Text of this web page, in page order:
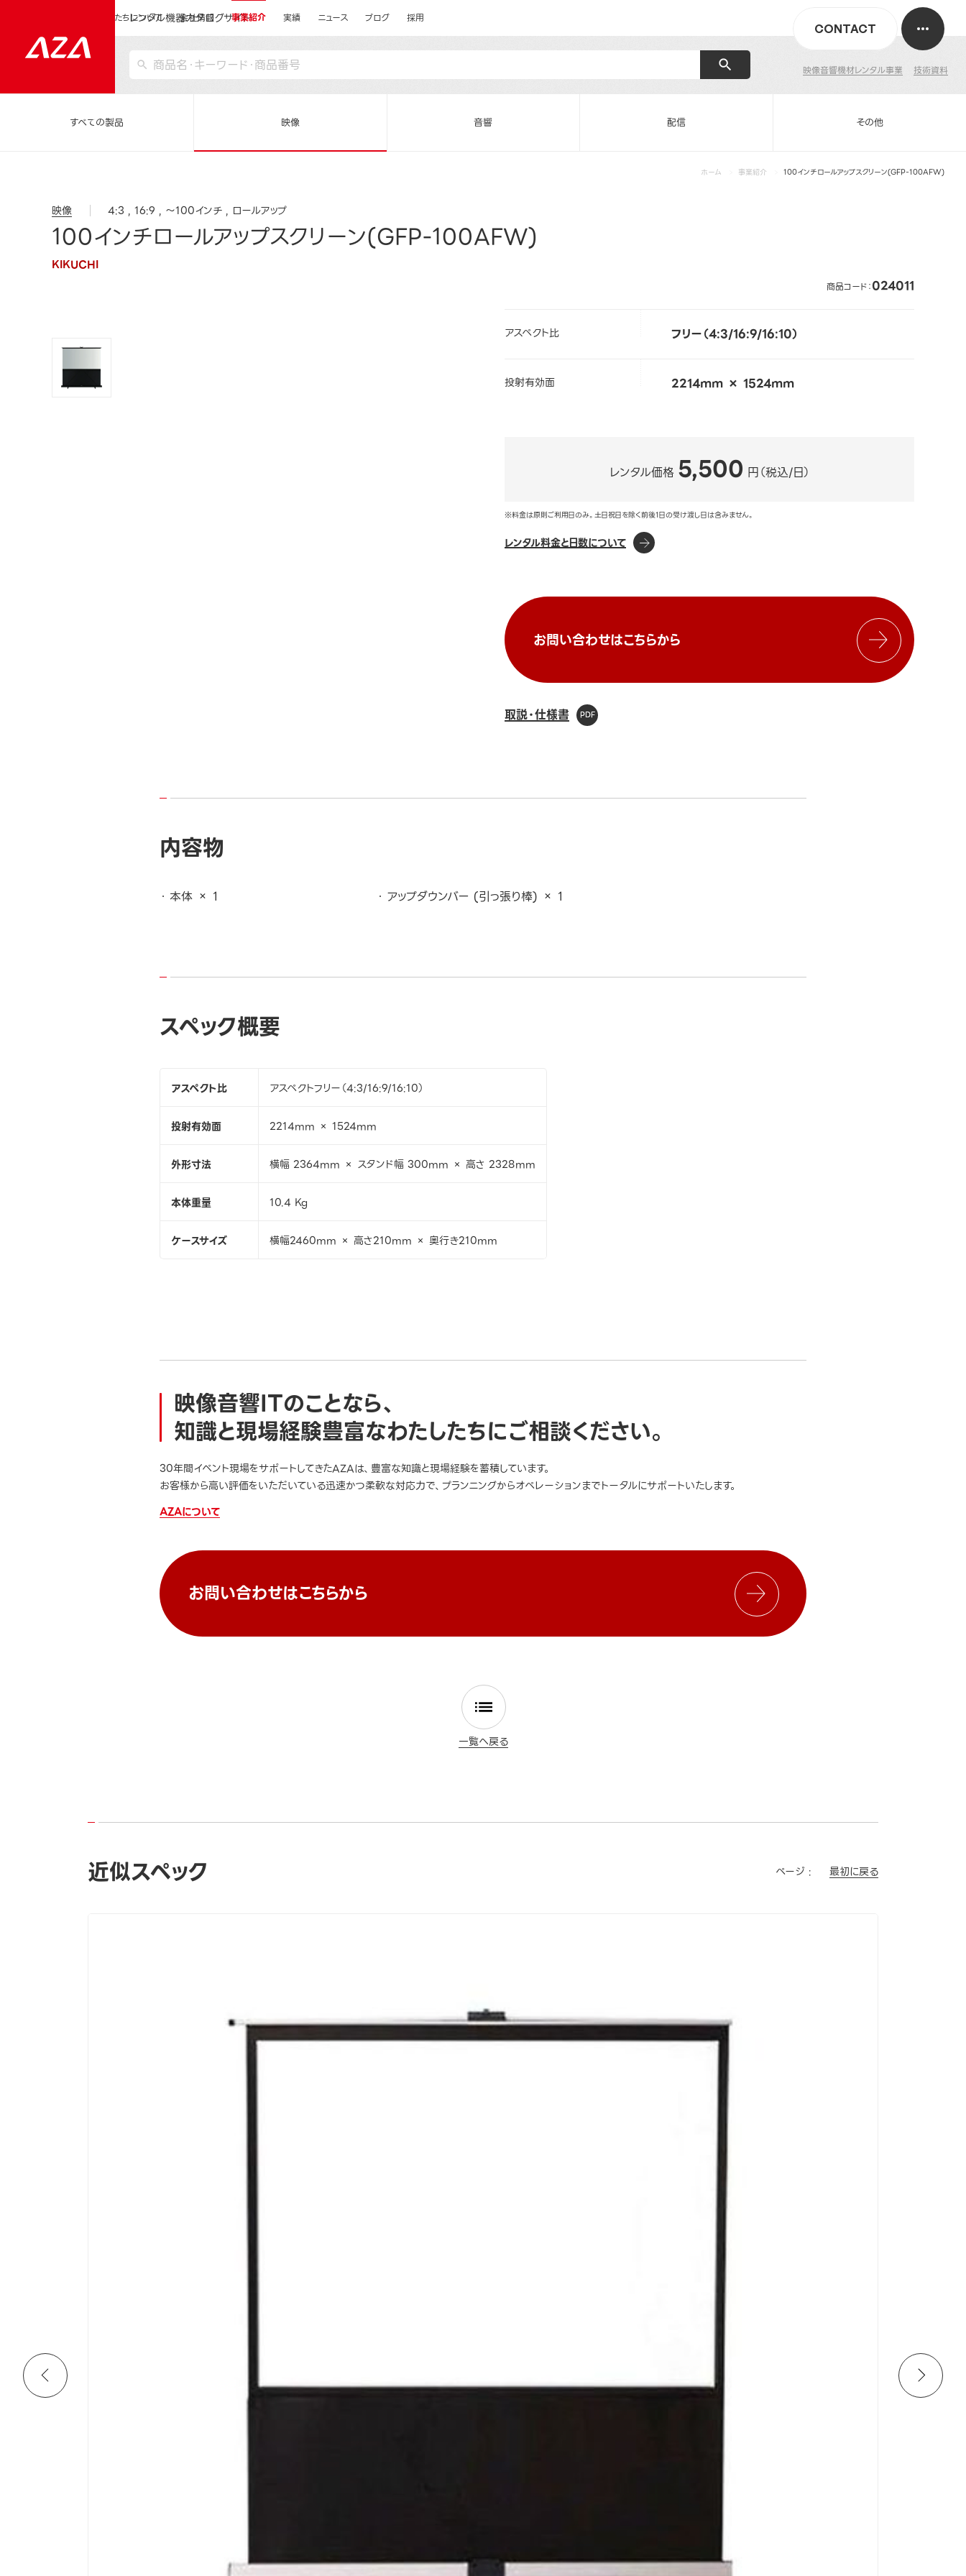
レンタル機器カタログサイト
映像音響機材レンタル事業 技術資料
CONTACT
私たちについて 会社情報 事業紹介 実績 ニュース ブログ 採用
すべての製品 映像 音響 配信 その他
ホーム 事業紹介 100インチロールアップスクリーン(GFP-100AFW)
映像 4:3 16:9 ～100インチ ロールアップ
100インチロールアップスクリーン(GFP-100AFW)
KIKUCHI
商品コード：024011
アスペクト比 フリー（4:3/16:9/16:10）
投射有効面 2214mm × 1524mm
レンタル価格 5,500 円（税込/日）
※料金は原則ご利用日のみ。土日祝日を除く前後1日の受け渡し日は含みません。
レンタル料金と日数について
お問い合わせはこちらから
取説・仕様書
内容物
本体 × 1 アップダウンバー (引っ張り棒) × 1
スペック概要
アスペクト比 アスペクトフリー（4:3/16:9/16:10）
投射有効面 2214mm × 1524mm
外形寸法 横幅 2364mm × スタンド幅 300mm × 高さ 2328mm
本体重量 10.4 Kg
ケースサイズ 横幅2460mm × 高さ210mm × 奥行き210mm
映像音響ITのことなら、
知識と現場経験豊富なわたしたちにご相談ください。
30年間イベント現場をサポートしてきたAZAは、豊富な知識と現場経験を蓄積しています。
お客様から高い評価をいただいている迅速かつ柔軟な対応力で、プランニングからオペレーションまでトータルにサポートいたします。
AZAについて
お問い合わせはこちらから
一覧へ戻る
近似スペック ページ : 最初に戻る